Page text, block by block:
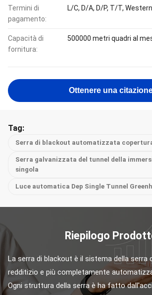
Termini di
pagamento:
L/C, D/A, D/P, T/T,
Capacità di
fornitura:
500000 metri quadri al
Ottenere una
Tag:
Serra di blackout automatizzata
Serra galvanizzata del tunnel della
singola
Luce automatica Dep Single Tunnel
Riepilogo
La serra di blackout è il sistema della serra
redditizio e più completamente
Ogni struttura della serra è ha fatto